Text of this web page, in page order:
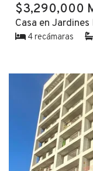
$3,290,000
Casa en Jardines
4 recámaras